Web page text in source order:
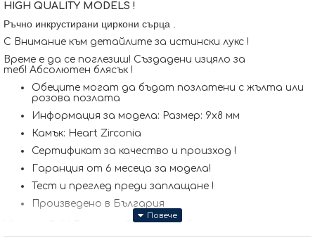
HIGH QUALITY MODELS !
Ръчно инкрустирани циркони сърца
С Внимание към детайлите за истински лукс !
Време е да се поглезиш! Създадени изцяло за
теб! Абсолютен блясък !
Обеците могат да бъдат позлатени с жълта или
розова позлата
Информация за модела: Размер: 9x8 мм
Камък: Heart Zirconia
Сертификат за качество и произход !
Гаранция от 6 месеца за модела!
Тест и преглед преди заплащане !
Произведено в България
Victoria Gold Всичко хубаво е с теб